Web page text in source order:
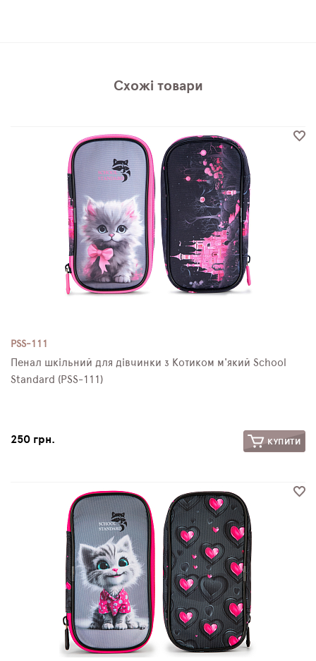
Схожі товари
PSS-111
Пенал шкільний для дівчинки з Котиком м'який School
Standard (PSS-111)
250 грн. КУПИТИ